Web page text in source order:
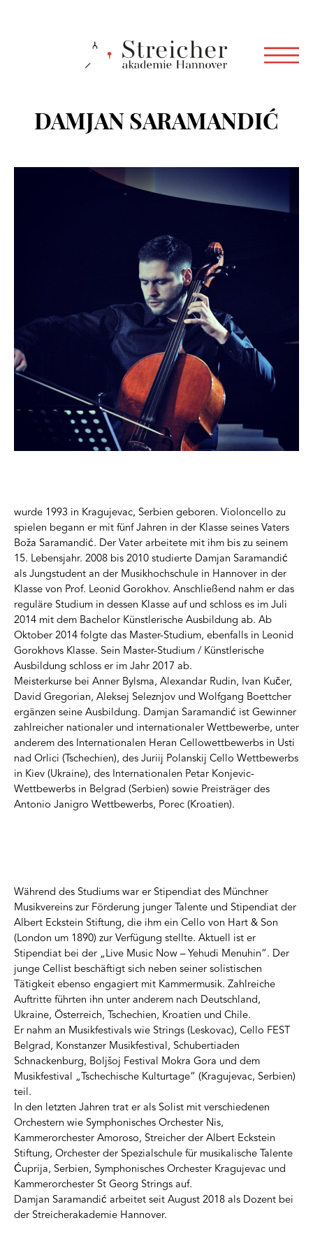
DAMJAN SARAMANDIĆ
wurde 1993 in Kragujevac, Serbien geboren. Violoncello zu
spielen begann er mit fünf Jahren in der Klasse seines Vaters
Boža Saramandić. Der Vater arbeitete mit ihm bis zu seinem
15. Lebensjahr. 2008 bis 2010 studierte Damjan Saramandić
als Jungstudent an der Musikhochschule in Hannover in der
Klasse von Prof. Leonid Gorokhov. Anschließend nahm er das
reguläre Studium in dessen Klasse auf und schloss es im Juli
2014 mit dem Bachelor Künstlerische Ausbildung ab. Ab
Oktober 2014 folgte das Master-Studium, ebenfalls in Leonid
Gorokhovs Klasse. Sein Master-Studium / Künstlerische
Ausbildung schloss er im Jahr 2017 ab.
Meisterkurse bei Anner Bylsma, Alexandar Rudin, Ivan Kučer,
David Gregorian, Aleksej Seleznjov und Wolfgang Boettcher
ergänzen seine Ausbildung. Damjan Saramandić ist Gewinner
zahlreicher nationaler und internationaler Wettbewerbe, unter
anderem des Internationalen Heran Cellowettbewerbs in Usti
nad Orlici (Tschechien), des Juriij Polanskij Cello Wettbewerbs
in Kiev (Ukraine), des Internationalen Petar Konjevic-
Wettbewerbs in Belgrad (Serbien) sowie Preisträger des
Antonio Janigro Wettbewerbs, Porec (Kroatien).
Während des Studiums war er Stipendiat des Münchner
Musikvereins zur Förderung junger Talente und Stipendiat der
Albert Eckstein Stiftung, die ihm ein Cello von Hart & Son
(London um 1890) zur Verfügung stellte. Aktuell ist er
Stipendiat bei der „Live Music Now – Yehudi Menuhin“. Der
junge Cellist beschäftigt sich neben seiner solistischen
Tätigkeit ebenso engagiert mit Kammermusik. Zahlreiche
Auftritte führten ihn unter anderem nach Deutschland,
Ukraine, Österreich, Tschechien, Kroatien und Chile.
Er nahm an Musikfestivals wie Strings (Leskovac), Cello FEST
Belgrad, Konstanzer Musikfestival, Schubertiaden
Schnackenburg, Boljšoj Festival Mokra Gora und dem
Musikfestival „Tschechische Kulturtage“ (Kragujevac, Serbien)
teil.
In den letzten Jahren trat er als Solist mit verschiedenen
Orchestern wie Symphonisches Orchester Nis,
Kammerorchester Amoroso, Streicher der Albert Eckstein
Stiftung, Orchester der Spezialschule für musikalische Talente
Ćuprija, Serbien, Symphonisches Orchester Kragujevac und
Kammerorchester St Georg Strings auf.
Damjan Saramandić arbeitet seit August 2018 als Dozent bei
der Streicherakademie Hannover.